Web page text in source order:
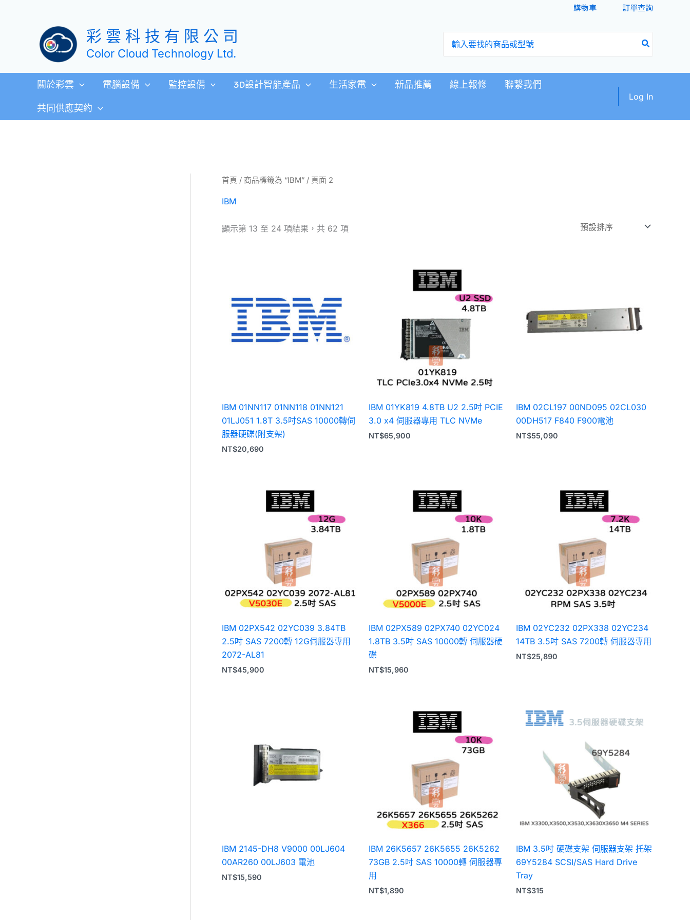
容
購物車 訂單查詢
彩 雲 科 技 有 限 公 司
Color Cloud Technology Ltd.
尋：
關於彩雲 電腦設備 監控設備 3D設計智能產品 生活家電 新品推薦 線上報修 聯繫我們
共同供應契約
Log In
首頁 / 商品標籤為 “IBM” / 頁面 2
IBM
顯示第 13 至 24 項結果，共 62 項
IBM 01NN117 01NN118 01NN121
01LJ051 1.8T 3.5吋SAS 10000轉伺
服器硬碟(附支架)
NT$20,690
IBM 01YK819 4.8TB U2 2.5吋 PCIE
3.0 x4 伺服器專用 TLC NVMe
NT$65,900
IBM 02CL197 00ND095 02CL030
00DH517 F840 F900電池
NT$55,090
IBM 02PX542 02YC039 3.84TB
2.5吋 SAS 7200轉 12G伺服器專用
2072-AL81
NT$45,900
IBM 02PX589 02PX740 02YC024
1.8TB 3.5吋 SAS 10000轉 伺服器硬
碟
NT$15,960
IBM 02YC232 02PX338 02YC234
14TB 3.5吋 SAS 7200轉 伺服器專用
NT$25,890
IBM 2145-DH8 V9000 00LJ604
00AR260 00LJ603 電池
NT$15,590
IBM 26K5657 26K5655 26K5262
73GB 2.5吋 SAS 10000轉 伺服器專
用
NT$1,890
IBM 3.5吋 硬碟支架 伺服器支架 托架
69Y5284 SCSI/SAS Hard Drive
Tray
NT$315